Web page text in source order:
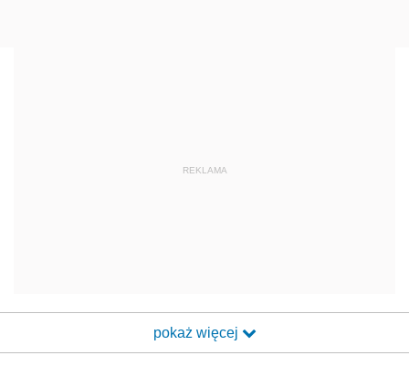
REKLAMA
pokaż więcej